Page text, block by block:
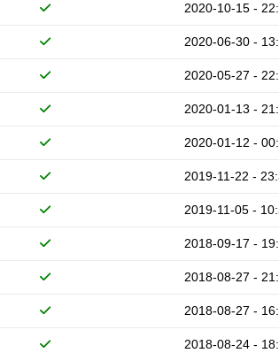
2020-10-15 -
2020-06-30 -
2020-05-27 -
2020-01-13 -
2020-01-12 -
2019-11-22 -
2019-11-05 -
2018-09-17 -
2018-08-27 -
2018-08-27 -
2018-08-24 -